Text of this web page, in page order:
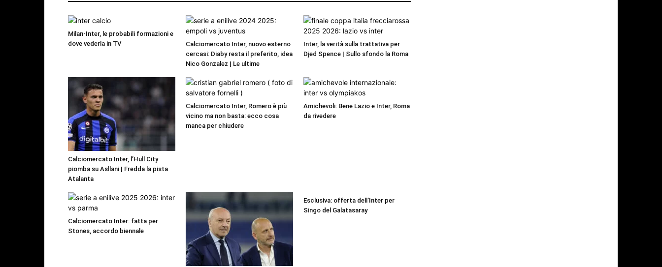
Milan-Inter, le probabili formazioni e
dove vederla in TV
Calciomercato Inter, nuovo esterno
cercasi: Diaby resta il preferito, idea
Nico Gonzalez | Le ultime
Inter, la verità sulla trattativa per
Djed Spence | Sullo sfondo la Roma
Calciomercato Inter, l’Hull City
piomba su Asllani | Fredda la pista
Atalanta
Calciomercato Inter, Romero è più
vicino ma non basta: ecco cosa
manca per chiudere
Amichevoli: Bene Lazio e Inter, Roma
da rivedere
Calciomercato Inter: fatta per
Stones, accordo biennale
Esclusiva: offerta dell’Inter per
Singo del Galatasaray